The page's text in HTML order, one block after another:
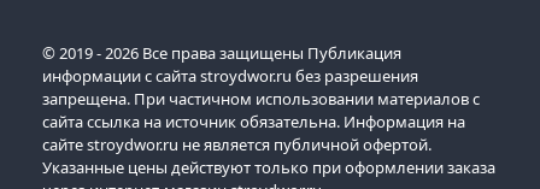
© 2019 - 2026 Все права защищены Публикация
информации с сайта stroydwor.ru без разрешения
запрещена. При частичном использовании материалов с
сайта ссылка на источник обязательна. Информация на
сайте stroydwor.ru не является публичной офертой.
Указанные цены действуют только при оформлении заказа